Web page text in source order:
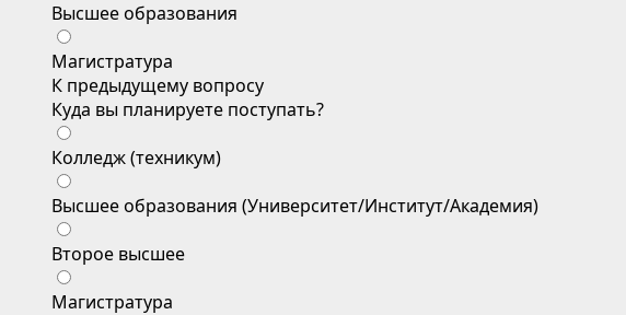
Высшее образования
Магистратура
К предыдущему вопросу
Куда вы планируете поступать?
Колледж (техникум)
Высшее образования (Университет/Институт/Академия)
Второе высшее
Магистратура